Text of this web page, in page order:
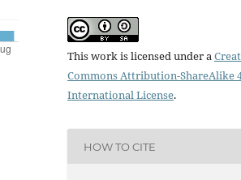
This work is licensed under a
Commons Attribution-ShareAlike
International License.
HOW TO CITE